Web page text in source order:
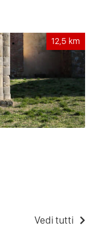
12,5 km
Vedi tutti